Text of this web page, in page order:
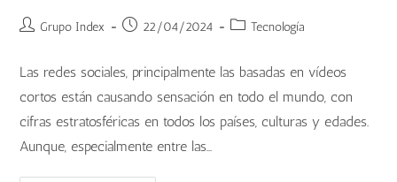
Grupo Index 22/04/2024 Tecnología
Las redes sociales, principalmente las basadas en vídeos
cortos están causando sensación en todo el mundo, con
cifras estratosféricas en todos los países, culturas y edades.
Aunque, especialmente entre las…